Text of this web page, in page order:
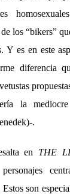
los “bikers”
Y es en este
diferencia
la mediocre
.
en THE
son